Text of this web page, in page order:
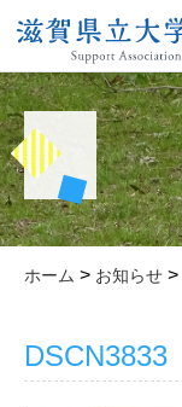
ホーム > お知らせ >
DSCN3833